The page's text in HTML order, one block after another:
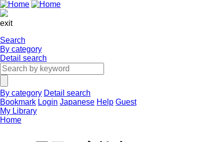
exit
Search
By category
Detail search
By category Detail search
Bookmark Login Japanese Help Guest
My Library
Home